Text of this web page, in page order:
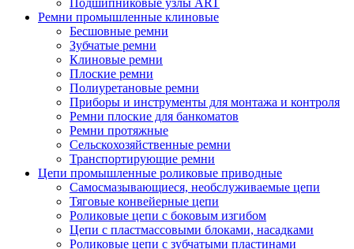
Подшипниковые узлы ART
Ремни промышленные клиновые
Бесшовные ремни
Зубчатые ремни
Клиновые ремни
Плоские ремни
Полиуретановые ремни
Приборы и инструменты для монтажа и контроля
Ремни плоские для банкоматов
Ремни протяжные
Сельскохозяйственные ремни
Транспортирующие ремни
Цепи промышленные роликовые приводные
Самосмазывающиеся, необслуживаемые цепи
Тяговые конвейерные цепи
Роликовые цепи с боковым изгибом
Цепи с пластмассовыми блоками, насадками
Роликовые цепи с зубчатыми пластинами